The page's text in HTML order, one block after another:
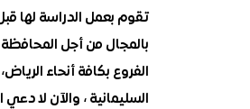
تقوم بعمل الدراسة لها
بالمجال من أجل
الفروع بكافة أنحاء
السليمانية ، والآن لا